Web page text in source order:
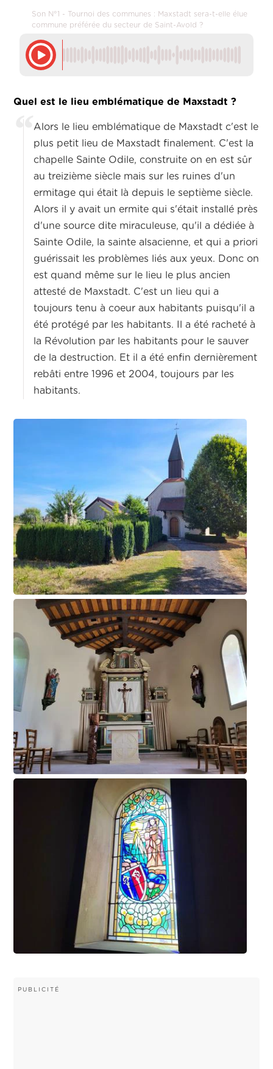
Son N°1 - Tournoi des communes : Maxstadt sera-t-elle élue
commune préférée du secteur de Saint-Avold ?
Quel est le lieu emblématique de Maxstadt ?
Alors le lieu emblématique de Maxstadt c'est le
plus petit lieu de Maxstadt finalement. C'est la
chapelle Sainte Odile, construite on en est sûr
au treizième siècle mais sur les ruines d'un
ermitage qui était là depuis le septième siècle.
Alors il y avait un ermite qui s'était installé près
d'une source dite miraculeuse, qu'il a dédiée à
Sainte Odile, la sainte alsacienne, et qui a priori
guérissait les problèmes liés aux yeux. Donc on
est quand même sur le lieu le plus ancien
attesté de Maxstadt. C'est un lieu qui a
toujours tenu à coeur aux habitants puisqu'il a
été protégé par les habitants. Il a été racheté à
la Révolution par les habitants pour le sauver
de la destruction. Et il a été enfin dernièrement
rebâti entre 1996 et 2004, toujours par les
habitants.